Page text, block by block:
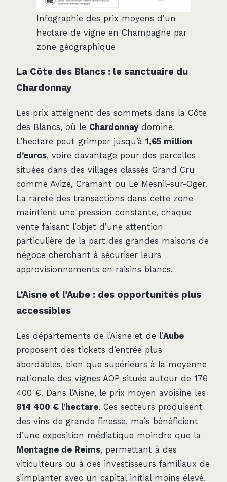
Infographie des prix moyens d’un
hectare de vigne en Champagne par
zone géographique
La Côte des Blancs : le sanctuaire du
Chardonnay
Les prix atteignent des sommets dans la Côte
des Blancs, où le Chardonnaydomine.
L’hectare peut grimper jusqu’à 1,65 million
d’euros, voire davantage pour des parcelles
situées dans des villages classés Grand Cru
comme Avize, Cramant ou Le Mesnil-sur-Oger.
La rareté des transactions dans cette zone
maintient une pression constante, chaque
vente faisant l’objet d’une attention
particulière de la part des grandes maisons de
négoce cherchant à sécuriser leurs
approvisionnements en raisins blancs.
L’Aisne et l’Aube : des opportunités plus
accessibles
Les départements de l’Aisne et de l’Aube
proposent des tickets d’entrée plus
abordables, bien que supérieurs à la moyenne
nationale des vignes AOP située autour de 176
400 €. Dans l’Aisne, le prix moyen avoisine les
814 400 € l’hectare. Ces secteurs produisent
des vins de grande finesse, mais bénéficient
d’une exposition médiatique moindre que la
Montagne de Reims, permettant à des
viticulteurs ou à des investisseurs familiaux de
s’implanter avec un capital initial moins élevé.